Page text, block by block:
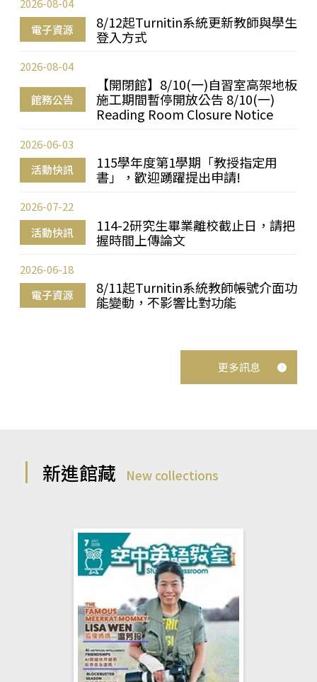
電子資源
8/12起Turnitin系統更新教師與學生
登入方式
2026-08-04
館務公告
【開閉館】8/10(一)自習室高架地板
施工期間暫停開放公告 8/10(一)
Reading Room Closure Notice
2026-08-04
活動快訊
115學年度第1學期「教授指定用
書」，歡迎踴躍提出申請!
2026-06-03
活動快訊
114-2研究生畢業離校截止日，請把
握時間上傳論文
2026-07-22
電子資源
8/11起Turnitin系統教師帳號介面功
能變動，不影響比對功能
2026-06-18
更多訊息
新進館藏 New collections